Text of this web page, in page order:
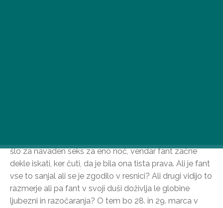
šlo za navaden seks za eno noč, vendar fant začne
dekle iskati, ker čuti, da je bila ona tista prava. Ali je fant
vse to sanjal ali se je zgodilo v resnici? Ali drugi vidijo to
razmerje ali pa fant v svoji duši doživlja le globine
ljubezni in razočaranja? O tem bo 28. in 29. marca v